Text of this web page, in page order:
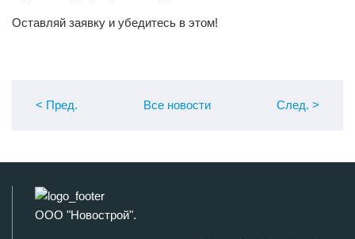
Оставляй заявку и убедитесь в этом!
< Пред. Все новости След. >
ООО "Новострой".